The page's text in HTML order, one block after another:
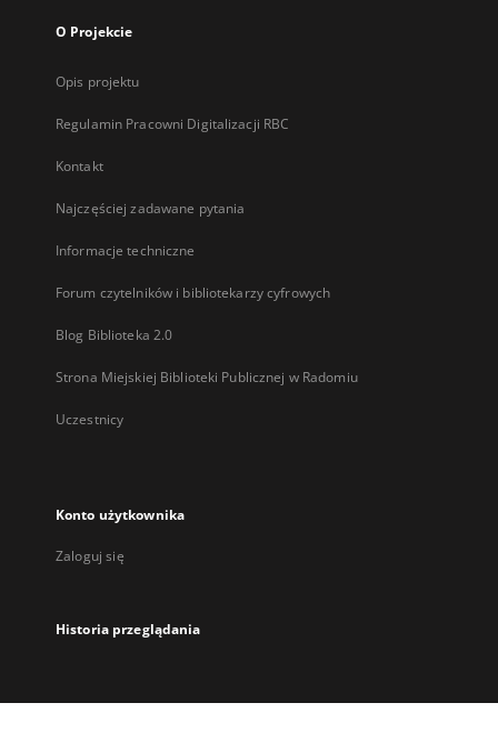
O Projekcie
Opis projektu
Regulamin Pracowni Digitalizacji RBC
Kontakt
Najczęściej zadawane pytania
Informacje techniczne
Forum czytelników i bibliotekarzy cyfrowych
Blog Biblioteka 2.0
Strona Miejskiej Biblioteki Publicznej w Radomiu
Uczestnicy
Konto użytkownika
Zaloguj się
Historia przeglądania